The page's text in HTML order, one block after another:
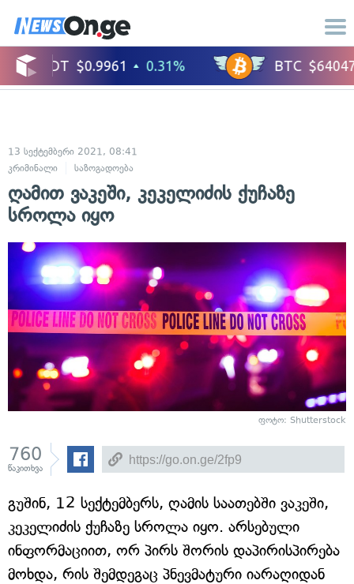
13 სექტემბერი 2021, 08:41
კრიმინალი
საზოგადოება
ღამით ვაკეში, კეკელიძის ქუჩაზე
სროლა იყო
ფოტო: Shutterstock
760
წაკითხვა
გუშინ, 12 სექტემბერს, ღამის საათებში ვაკეში,
კეკელიძის ქუჩაზე სროლა იყო. არსებული
ინფორმაციით, ორ პირს შორის დაპირისპირება
მოხდა, რის შემდეგაც პნევმატური იარაღიდან